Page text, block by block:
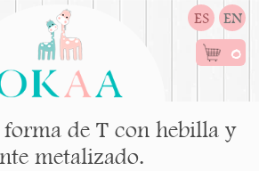
ES EN
0
de T con hebilla y
metalizado.